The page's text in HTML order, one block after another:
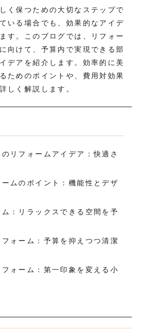
く保つための大切なステップで
いる場合でも、効果的なアイデ
す。このブログでは、リフォー
向けて、予算内で実現できる部
デアを紹介します。効率的に美
ためのポイントや、費用対効果
しく解説します。
リフォームアイデア：快適さ
ムのポイント：機能性とデザ
：リラックスできる空間を予
ォーム：予算を抑えつつ清潔
ォーム：第一印象を変える小